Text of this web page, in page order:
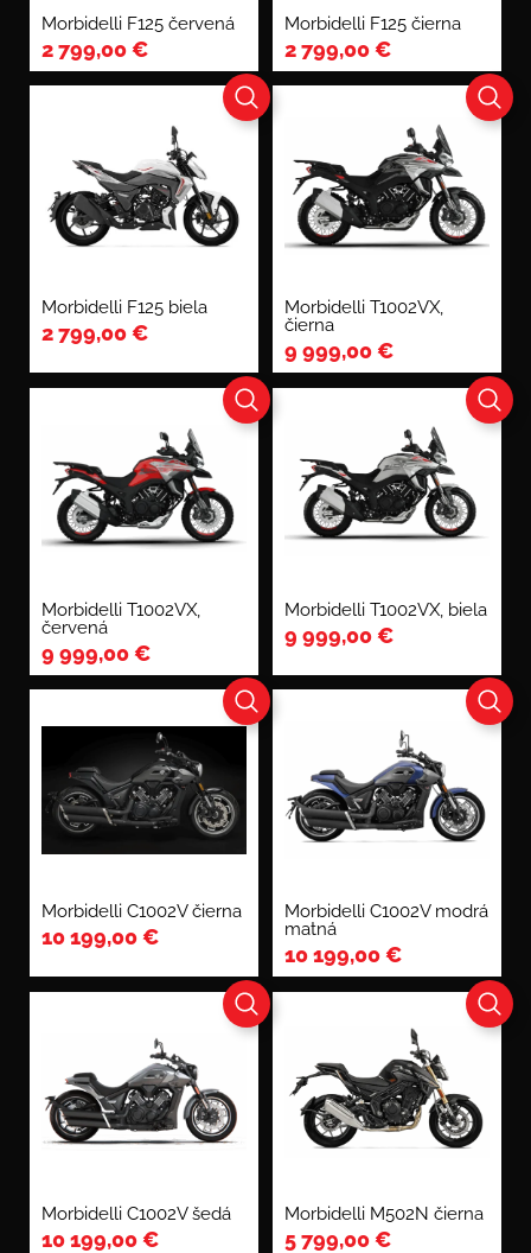
Morbidelli F125 červená
2 799,00€
Morbidelli F125 čierna
2 799,00€
Morbidelli F125 biela
2 799,00€
Morbidelli T1002VX,
čierna
9 999,00€
Morbidelli T1002VX,
červená
9 999,00€
Morbidelli T1002VX, biela
9 999,00€
Morbidelli C1002V čierna
10 199,00€
Morbidelli C1002V modrá
matná
10 199,00€
Morbidelli C1002V šedá
10 199,00€
Morbidelli M502N čierna
5 799,00€